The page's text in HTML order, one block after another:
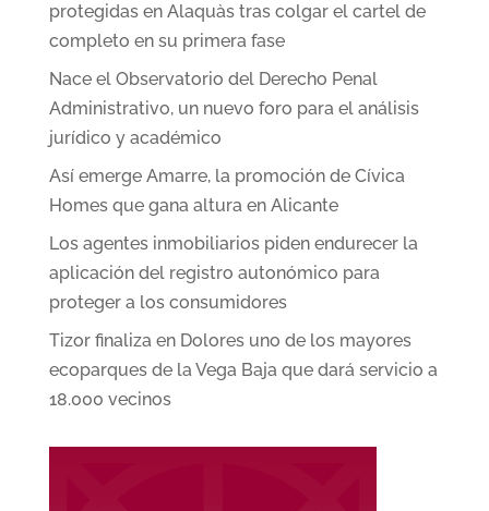
protegidas en Alaquàs tras colgar el cartel de
completo en su primera fase
Nace el Observatorio del Derecho Penal
Administrativo, un nuevo foro para el análisis
jurídico y académico
Así emerge Amarre, la promoción de Cívica
Homes que gana altura en Alicante
Los agentes inmobiliarios piden endurecer la
aplicación del registro autonómico para
proteger a los consumidores
Tizor finaliza en Dolores uno de los mayores
ecoparques de la Vega Baja que dará servicio a
18.000 vecinos